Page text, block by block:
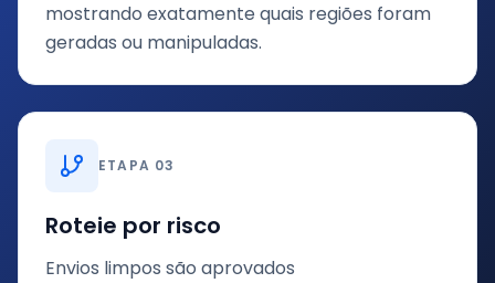
mostrando exatamente quais regiões foram
geradas ou manipuladas.
ETAPA 03
Roteie por risco
Envios limpos são aprovados